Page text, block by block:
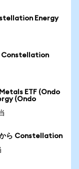
Energy
Constellation
ETF (Ondo
(Ondo
ら Constellation